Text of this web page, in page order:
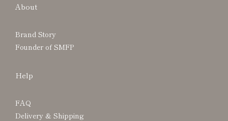
About
Brand Story
Founder of SMFP
Help
FAQ
Delivery & Shipping